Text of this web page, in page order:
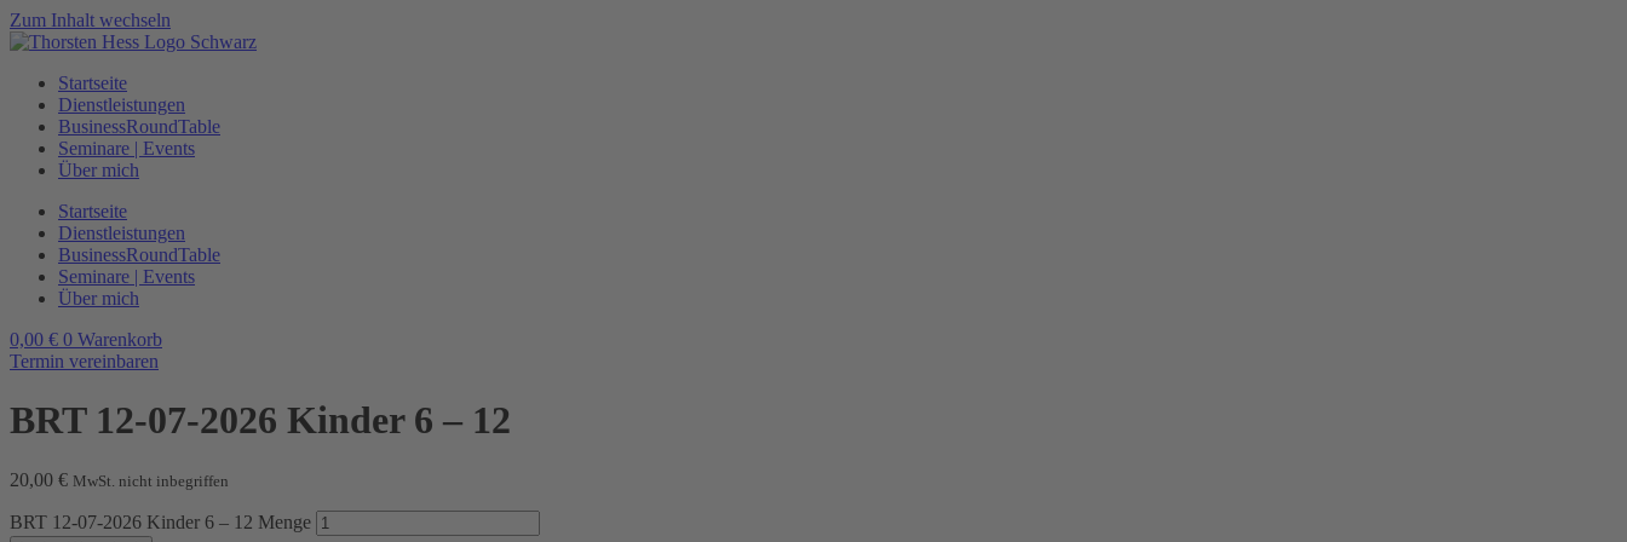
Zum Inhalt wechseln
Startseite
Dienstleistungen
BusinessRoundTable
Seminare | Events
Über mich
Startseite
Dienstleistungen
BusinessRoundTable
Seminare | Events
Über mich
0,00 € 0 Warenkorb
Termin vereinbaren
BRT 12-07-2026 Kinder 6 – 12
20,00 € MwSt. nicht inbegriffen
BRT 12-07-2026 Kinder 6 – 12 Menge